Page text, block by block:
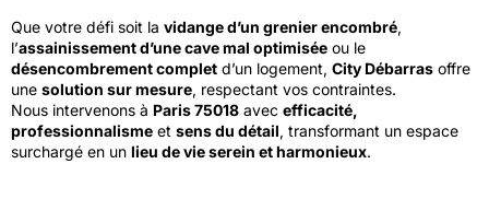
Que votre défi soit la vidange d’un grenier encombré,
l’assainissement d’une cave mal optimisée ou le
désencombrement complet d’un logement, City Débarras offre
une solution sur mesure, respectant vos contraintes.
Nous intervenons à Paris 75018 avec efficacité,
professionnalisme et sens du détail, transformant un espace
surchargé en un lieu de vie serein et harmonieux.